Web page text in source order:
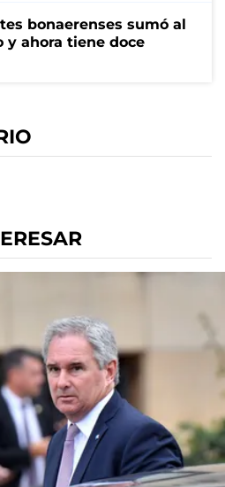
bonaerenses sumó al
y ahora tiene doce